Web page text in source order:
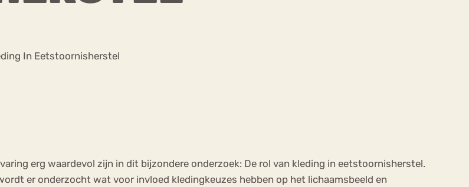
In Eetstoornisherstel
erg waardevol zijn in dit bijzondere onderzoek: De rol van kleding in eetstoornisherstel.
er onderzocht wat voor invloed kledingkeuzes hebben op het lichaamsbeeld en
Chat